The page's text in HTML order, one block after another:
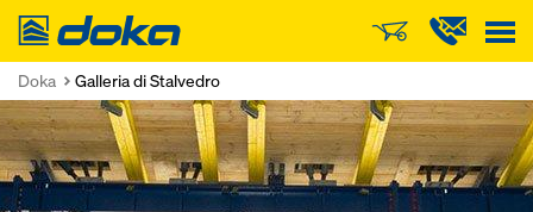
Doka
Doka Galleria di Stalvedro